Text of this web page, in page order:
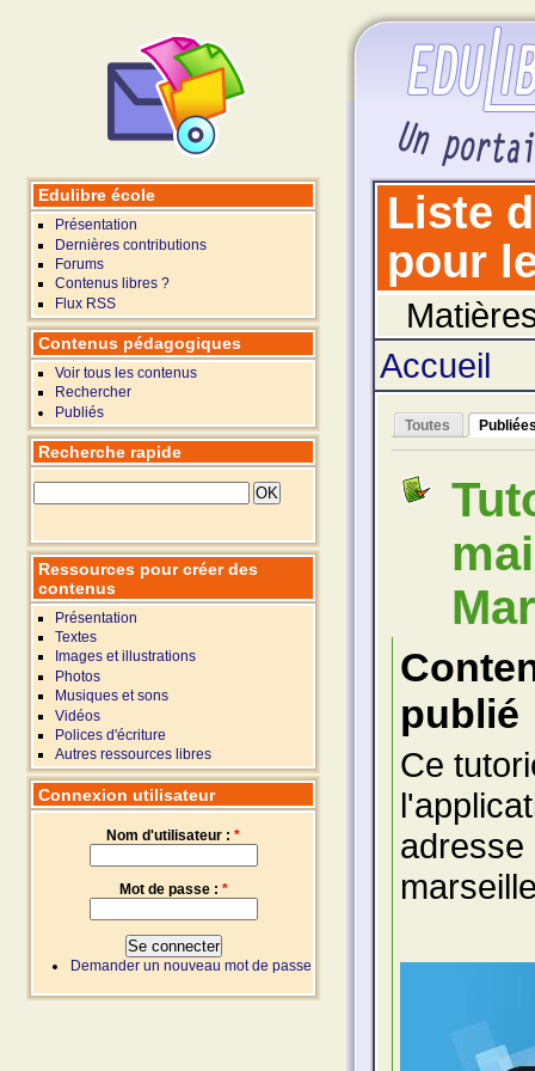
Liste
pour
Accueil
Toutes
publié
Ce
adresse
Edulibre école
Présentation
Dernières contributions
Forums
Contenus libres ?
Flux RSS
Contenus pédagogiques
Voir tous les contenus
Rechercher
Publiés
Recherche rapide
Ressources pour créer des
contenus
Présentation
Textes
Images et illustrations
Photos
Musiques et sons
Vidéos
Polices d'écriture
Autres ressources libres
Connexion utilisateur
Nom d'utilisateur : *
Mot de passe : *
Demander un nouveau mot de passe